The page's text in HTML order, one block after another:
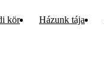
kör Házunk tája